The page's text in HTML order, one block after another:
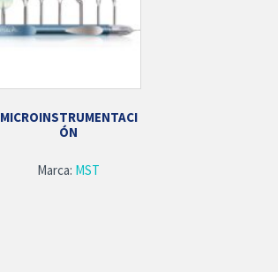
MICROINSTRUMENTACI
ÓN
Marca: MST